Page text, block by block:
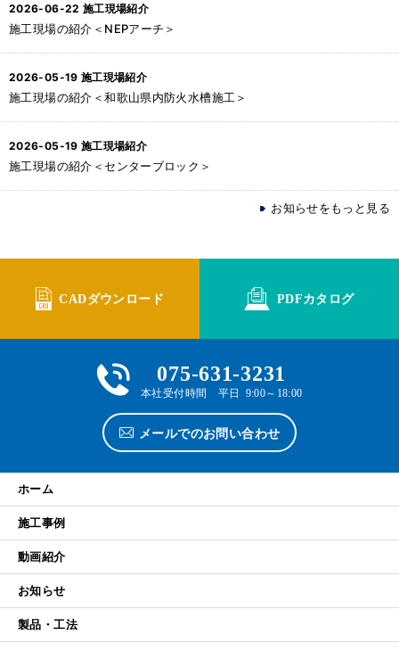
2026-06-22 施工現場紹介
施工現場の紹介＜NEPアーチ＞
2026-05-19 施工現場紹介
施工現場の紹介＜和歌山県内防火水槽施工＞
2026-05-19 施工現場紹介
施工現場の紹介＜センターブロック＞
お知らせをもっと見る
CADダウンロード PDFカタログ
075-631-3231
本社受付時間 平日 9:00～18:00
メールでのお問い合わせ
ホーム
施工事例
動画紹介
お知らせ
製品・工法